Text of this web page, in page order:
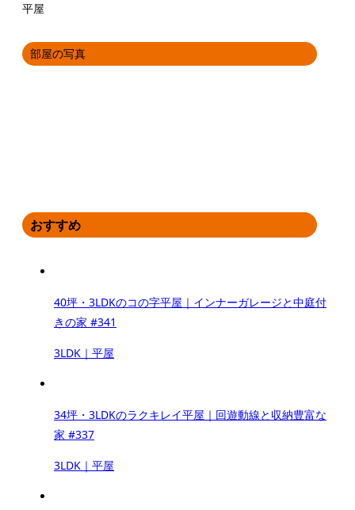
平屋
部屋の写真
おすすめ
40坪・3LDKのコの字平屋｜インナーガレージと中庭付
きの家 #341
3LDK｜平屋
34坪・3LDKのラクキレイ平屋｜回遊動線と収納豊富な
家 #337
3LDK｜平屋